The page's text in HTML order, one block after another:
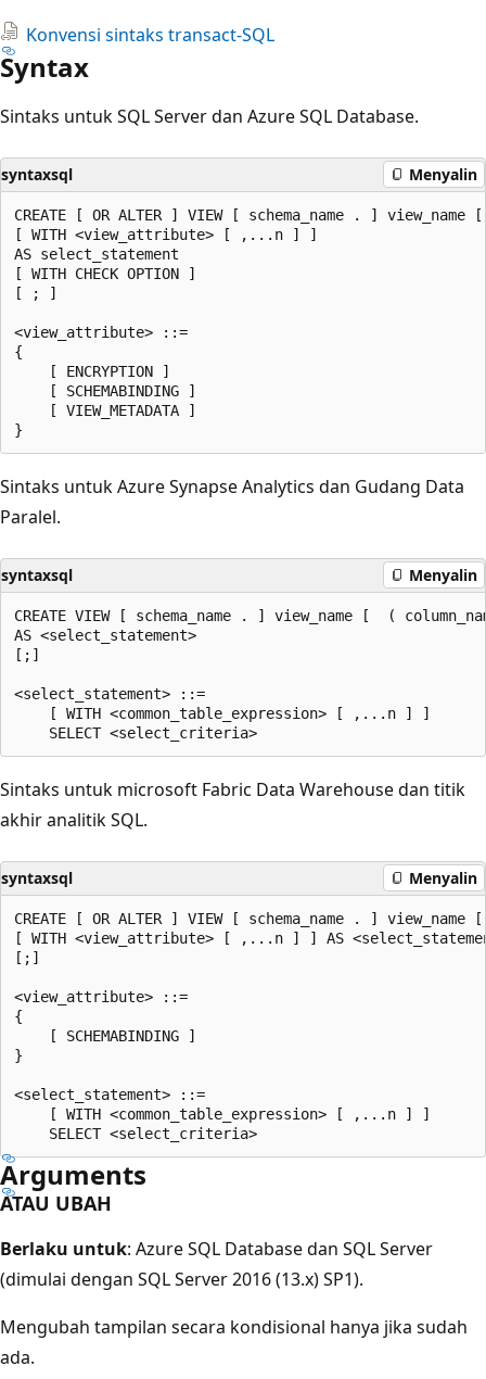
Konvensi sintaks transact-SQL
Syntax
Sintaks untuk SQL Server dan Azure SQL Database.
syntaxsql Menyalin
CREATE [ OR ALTER ] VIEW [ schema_name . ]
[ WITH <view_attribute> [ ,...n ] ]
AS select_statement
[ WITH CHECK OPTION ]
[ ; ]
<view_attribute> ::=
{
    [ ENCRYPTION ]
    [ SCHEMABINDING ]
    [ VIEW_METADATA ]
Sintaks untuk Azure Synapse Analytics dan Gudang Data
Paralel.
syntaxsql Menyalin
CREATE VIEW [ schema_name . ] view_name [  (
AS <select_statement>
[;]
<select_statement> ::=
    [ WITH <common_table_expression> [ ,...n ] ]
Sintaks untuk microsoft Fabric Data Warehouse dan titik
akhir analitik SQL.
syntaxsql Menyalin
CREATE [ OR ALTER ] VIEW [ schema_name . ]
[ WITH <view_attribute> [ ,...n ] ] AS
[;]
<view_attribute> ::=
{
    [ SCHEMABINDING ]
}
<select_statement> ::=
    [ WITH <common_table_expression> [ ,...n ] ]
Arguments
ATAU UBAH
Berlaku untuk: Azure SQL Database dan SQL Server
(dimulai dengan SQL Server 2016 (13.x) SP1).
Mengubah tampilan secara kondisional hanya jika sudah
ada.